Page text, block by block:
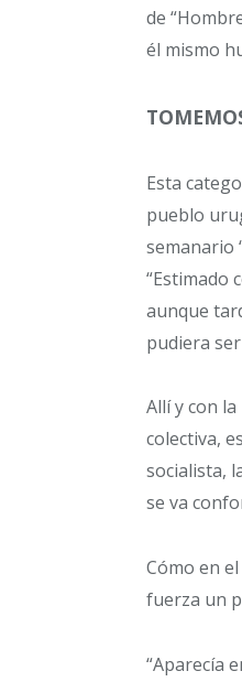
de
él mismo
Esta
pueblo
semanario
“Estimado
aunque
pudiera
Allí y con
colectiva,
socialista,
se va
Cómo en
fuerza un
“Aparecía